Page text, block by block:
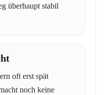
überhaupt stabil
oft erst spät
noch keine